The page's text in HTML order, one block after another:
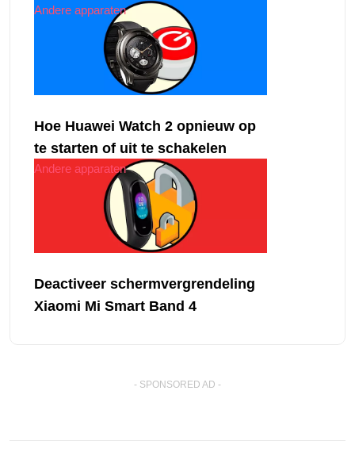
Andere apparaten
Hoe Huawei Watch 2 opnieuw op
te starten of uit te schakelen
Andere apparaten
Deactiveer schermvergrendeling
Xiaomi Mi Smart Band 4
- SPONSORED AD -